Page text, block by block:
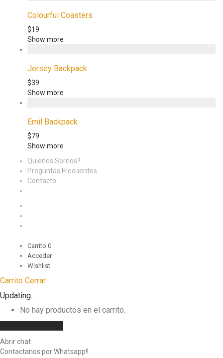
Colourful Coasters
$19
Show more
Jersey Backpack
$39
Show more
Emil Backpack
$79
Show more
Quienes Somos?
Preguntas Frecuentes
Contacto
Carrito 0
Acceder
Wishlist
Carrito Cerrar
Updating…
No hay productos en el carrito.
Abrir chat
Contactanos por Whatsapp!!